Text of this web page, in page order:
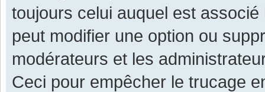
toujours celui auquel est associé
peut modifier une option ou
modérateurs et les
Ceci pour empêcher le trucage